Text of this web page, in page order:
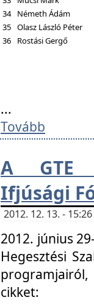
34
Németh Ádám
35 Olasz László Péter
36
Rostási Gergő
...
Tovább
A GTE
Ifjúsági
2012. 12. 13. -
2012. június
Hegesztési
cikket: